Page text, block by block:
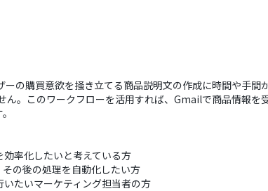
の購買意欲を掻き立てる商品説明文の作成に時間や手
。このワークフローを活用すれば、Gmailで商品情報を
率化したいと考えている方
の後の処理を自動化したい方
たいマーケティング担当者の方